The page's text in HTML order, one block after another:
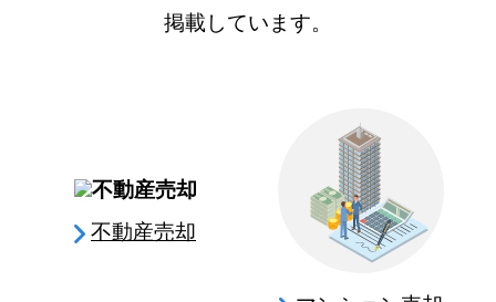
掲載しています。
不動産売却